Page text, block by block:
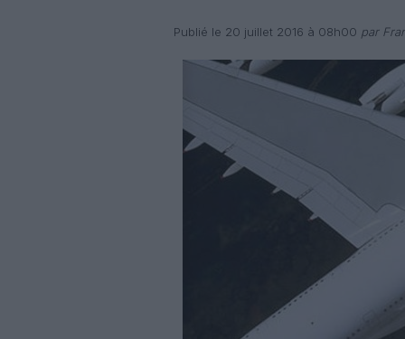
Publié le 20 juillet 2016 à 08h00 par